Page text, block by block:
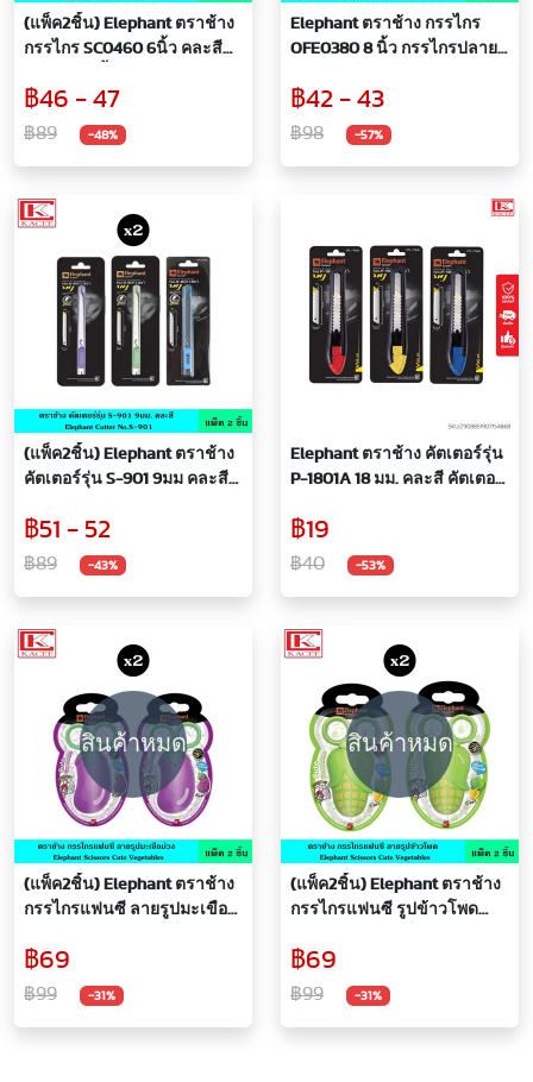
(แพ็ค2ชิ้น) Elephant ตราช้าง
กรรไกร SC0460 6นิ้ว คละสี
วัสดุอื่นๆ ใบมีดคม
฿46 - 47
฿89 -48%
Elephant ตราช้าง กรรไกร
OFE0380 8 นิ้ว กรรไกรปลาย
กรรไกรอเนกประสงค์ใช้งาน
ได้หลากหลาย ตัดได้เรียบคม
฿42 - 43
฿98 -57%
(แพ็ค2ชิ้น) Elephant ตราช้าง
คัตเตอร์รุ่น S-901 9มม คละสี
คม ทนทาน แข็งแรง ตัดอะไรก็
ง่าย
฿51 - 52
฿89 -43%
Elephant ตราช้าง คัตเตอร์รุ่น
P-1801A 18 มม. คละสี คัตเตอร์
ทนทาน แข็งแรง ตัดอะไรก็ง่าย
฿19
฿40 -53%
สินค้าหมด
(แพ็ค2ชิ้น) Elephant ตราช้าง
กรรไกรแฟนซี ลายรูปมะเขือ
กรรไกรวัยซน ตัดสนุก กรรไกร
ปลายโค้ง กรรไกรแฟนซี
฿69
฿99 -31%
สินค้าหมด
(แพ็ค2ชิ้น) Elephant ตราช้าง
กรรไกรแฟนซี รูปข้าวโพด
ซน ตัดสนุก กรรไกร ปลายโค้ง
฿69
฿99 -31%